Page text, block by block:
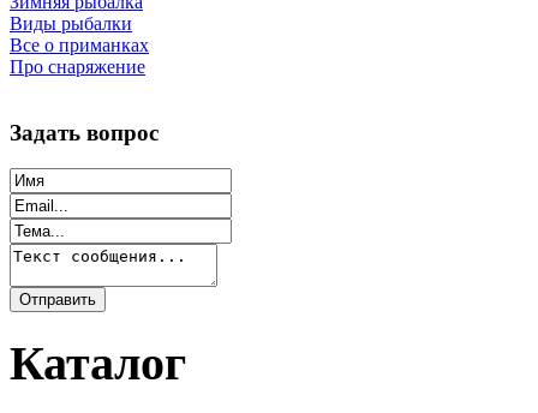
Виды рыбалки
Все о приманках
Про снаряжение
Задать вопрос
Каталог